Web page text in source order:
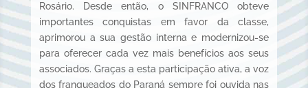
Rosário. Desde então, o SINFRANCO obteve
importantes conquistas em favor da classe,
aprimorou a sua gestão interna e modernizou-se
para oferecer cada vez mais benefícios aos seus
associados. Graças a esta participação ativa, a voz
dos franqueados do Paraná sempre foi ouvida nas